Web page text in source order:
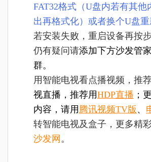
FAT32格式（U盘内若有其他
出再格式化）或者换个U盘重
若安装失败，重启设备再按步
仍有疑问请添加下方沙发管
群。
用智能电视看点播视频，推
视直播，推荐用HDP直播 ；
内容，请用 腾讯视频TV版 、
转智能电视及盒子，更多精
沙发网 。